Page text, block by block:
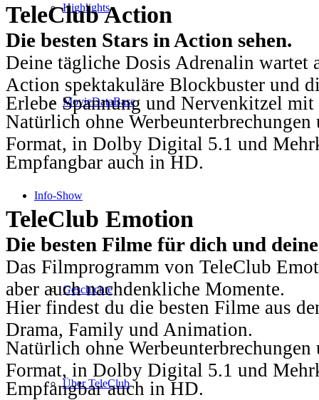
Highlights
MovieDataBase
Info-Show
Geschichte
Über TeleClub
TeleClub Action
Die besten Stars in Action sehen.
Deine tägliche Dosis Adrenalin wartet
Action spektakuläre Blockbuster und
Erlebe Spannung und Nervenkitzel
Natürlich ohne
Format, in Dolby Digital 5.1 und
Empfangbar auch in HD.
TeleClub Emotion
Die besten Filme für dich und
Das Filmprogramm von TeleClub
aber auch nachdenkliche Momente.
Hier findest du die besten Filme aus
Drama, Family und Animation.
Natürlich ohne
Format, in Dolby Digital 5.1 und
Empfangbar auch in HD.